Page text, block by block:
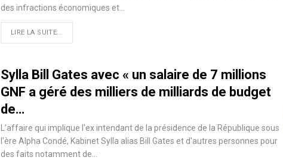
des infractions économiques et…
LIRE LA SUITE...
Sylla Bill Gates avec « un salaire de 7 millions
GNF a géré des milliers de milliards de budget
de…
L’affaire qui implique l'ex intendant de la présidence de la République sous
l'ère Alpha Condé, Kabinet Sylla alias Bill Gates et d'autres personnes pour
des faits notamment de…